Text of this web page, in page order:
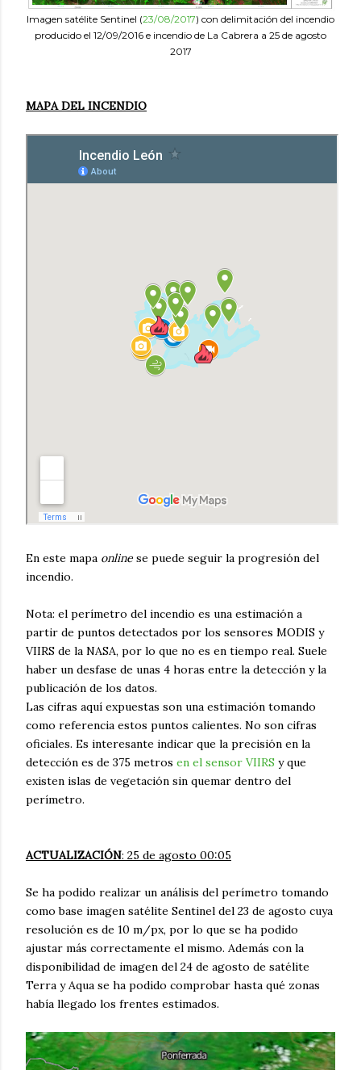
Imagen satélite Sentinel (23/08/2017) con delimitación del incendio
producido el 12/09/2016 e incendio de La Cabrera a 25 de agosto
2017
MAPA DEL INCENDIO
En este mapa online se puede seguir la progresión del
incendio.
Nota: el perímetro del incendio es una estimación a
partir de puntos detectados por los sensores MODIS y
VIIRS de la NASA, por lo que no es en tiempo real. Suele
haber un desfase de unas 4 horas entre la detección y la
publicación de los datos.
Las cifras aquí expuestas son una estimación tomando
como referencia estos puntos calientes. No son cifras
oficiales. Es interesante indicar que la precisión en la
detección es de 375 metros en el sensor VIIRS y que
existen islas de vegetación sin quemar dentro del
perímetro.
ACTUALIZACIÓN: 25 de agosto 00:05
Se ha podido realizar un análisis del perímetro tomando
como base imagen satélite Sentinel del 23 de agosto cuya
resolución es de 10 m/px, por lo que se ha podido
ajustar más correctamente el mismo. Además con la
disponibilidad de imagen del 24 de agosto de satélite
Terra y Aqua se ha podido comprobar hasta qué zonas
había llegado los frentes estimados.